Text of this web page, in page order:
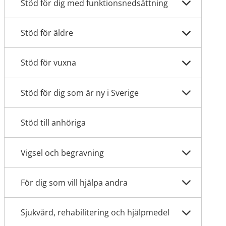
Stöd för dig med funktionsnedsättning
Stöd för äldre
Stöd för vuxna
Stöd för dig som är ny i Sverige
Stöd till anhöriga
Vigsel och begravning
För dig som vill hjälpa andra
Sjukvård, rehabilitering och hjälpmedel